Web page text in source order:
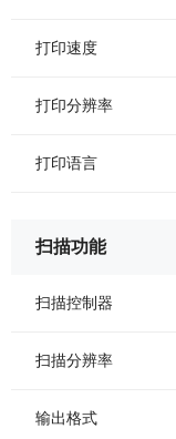
打印速度
打印分辨率
打印语言
扫描功能
扫描控制器
扫描分辨率
输出格式